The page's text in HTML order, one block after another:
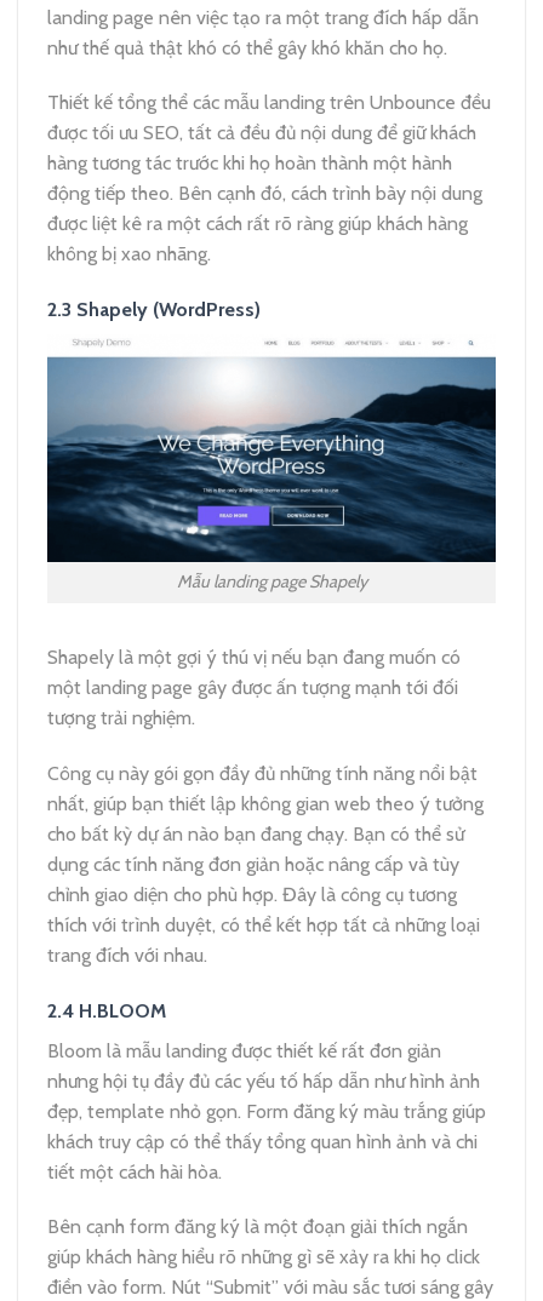
landing page nên việc tạo ra một trang đích hấp dẫn
như thế quả thật khó có thể gây khó khăn cho họ.
Thiết kế tổng thể các mẫu landing trên Unbounce đều
được tối ưu SEO, tất cả đều đủ nội dung để giữ khách
hàng tương tác trước khi họ hoàn thành một hành
động tiếp theo. Bên cạnh đó, cách trình bày nội dung
được liệt kê ra một cách rất rõ ràng giúp khách hàng
không bị xao nhãng.
2.3 Shapely (WordPress)
Mẫu landing page Shapely
Shapely là một gợi ý thú vị nếu bạn đang muốn có
một landing page gây được ấn tượng mạnh tới đối
tượng trải nghiệm.
Công cụ này gói gọn đầy đủ những tính năng nổi bật
nhất, giúp bạn thiết lập không gian web theo ý tưởng
cho bất kỳ dự án nào bạn đang chạy. Bạn có thể sử
dụng các tính năng đơn giản hoặc nâng cấp và tùy
chỉnh giao diện cho phù hợp. Đây là công cụ tương
thích với trình duyệt, có thể kết hợp tất cả những loại
trang đích với nhau.
2.4 H.BLOOM
Bloom là mẫu landing được thiết kế rất đơn giản
nhưng hội tụ đầy đủ các yếu tố hấp dẫn như hình ảnh
đẹp, template nhỏ gọn. Form đăng ký màu trắng giúp
khách truy cập có thể thấy tổng quan hình ảnh và chi
tiết một cách hài hòa.
Bên cạnh form đăng ký là một đoạn giải thích ngắn
giúp khách hàng hiểu rõ những gì sẽ xảy ra khi họ click
điền vào form. Nút “Submit” với màu sắc tươi sáng gây